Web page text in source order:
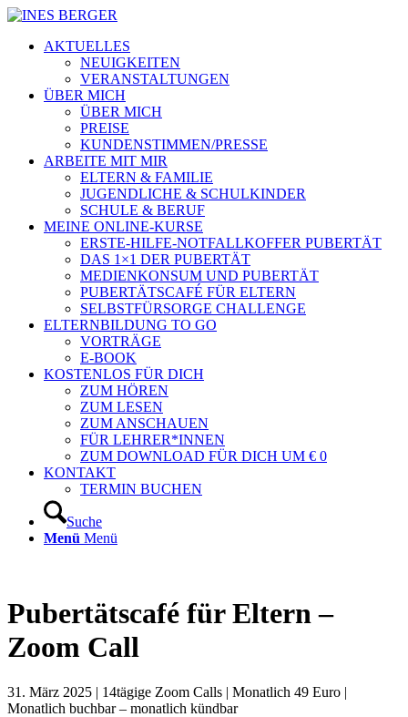
AKTUELLES
NEUIGKEITEN
VERANSTALTUNGEN
ÜBER MICH
ÜBER MICH
PREISE
KUNDENSTIMMEN/PRESSE
ARBEITE MIT MIR
ELTERN & FAMILIE
JUGENDLICHE & SCHULKINDER
SCHULE & BERUF
MEINE ONLINE-KURSE
ERSTE-HILFE-NOTFALLKOFFER PUBERTÄT
DAS 1×1 DER PUBERTÄT
MEDIENKONSUM UND PUBERTÄT
PUBERTÄTSCAFÉ FÜR ELTERN
SELBSTFÜRSORGE CHALLENGE
ELTERNBILDUNG TO GO
VORTRÄGE
E-BOOK
KOSTENLOS FÜR DICH
ZUM HÖREN
ZUM LESEN
ZUM ANSCHAUEN
FÜR LEHRER*INNEN
ZUM DOWNLOAD FÜR DICH UM € 0
KONTAKT
TERMIN BUCHEN
Suche
Menü Menü
Pubertätscafé für Eltern –
Zoom Call
31. März 2025 | 14tägige Zoom Calls | Monatlich 49 Euro |
Monatlich buchbar – monatlich kündbar